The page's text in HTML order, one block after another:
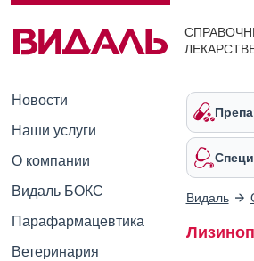
Новости
Наши услуги
О компании
Видаль БОКС
Парафармацевтика
Ветеринария
Видаль